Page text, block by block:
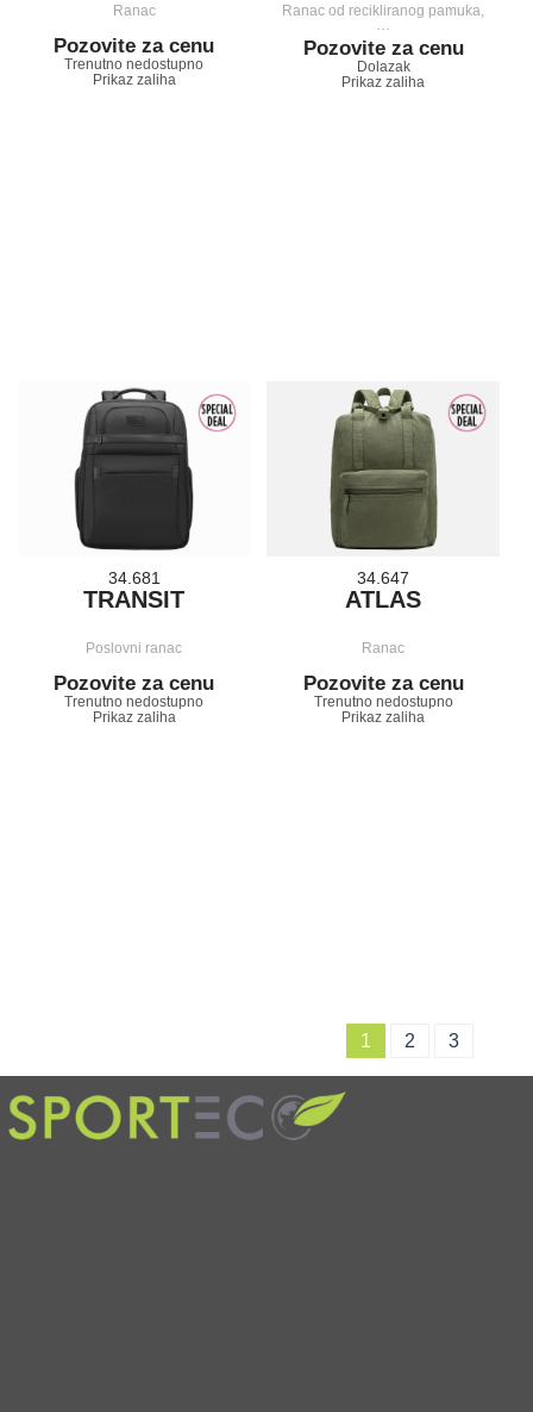
Ranac
Pozovite za cenu
Trenutno nedostupno
Prikaz zaliha
Ranac od recikliranog pamuka,
Pozovite za cenu
Dolazak
Prikaz zaliha
34.681
TRANSIT
Poslovni ranac
Pozovite za cenu
Trenutno nedostupno
Prikaz zaliha
34.647
ATLAS
Ranac
Pozovite za cenu
Trenutno nedostupno
Prikaz zaliha
1 2 3